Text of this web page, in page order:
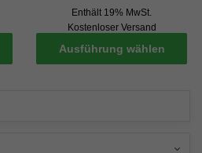
Enthält 19% MwSt.
Kostenloser Versand
Ausführung wählen